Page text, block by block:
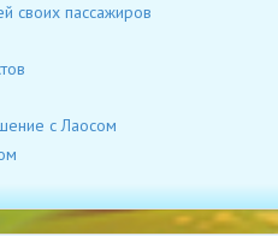
своих пассажиров
с Лаосом